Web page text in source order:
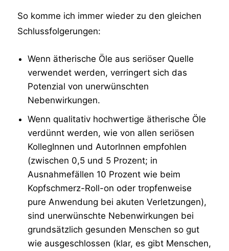
So komme ich immer wieder zu den gleichen
Schlussfolgerungen:
Wenn ätherische Öle aus seriöser Quelle
verwendet werden, verringert sich das
Potenzial von unerwünschten
Nebenwirkungen.
Wenn qualitativ hochwertige ätherische Öle
verdünnt werden, wie von allen seriösen
KollegInnen und AutorInnen empfohlen
(zwischen 0,5 und 5 Prozent; in
Ausnahmefällen 10 Prozent wie beim
Kopfschmerz-Roll-on oder tropfenweise
pure Anwendung bei akuten Verletzungen),
sind unerwünschte Nebenwirkungen bei
grundsätzlich gesunden Menschen so gut
wie ausgeschlossen (klar, es gibt Menschen,